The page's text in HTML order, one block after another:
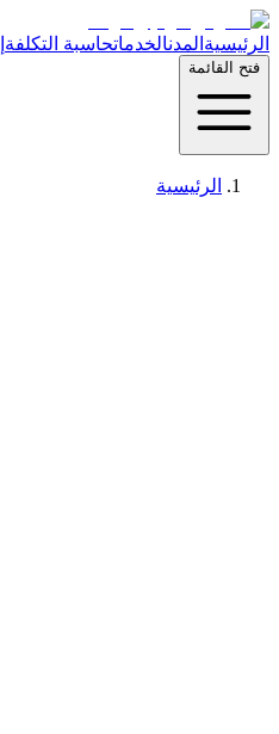
الرئيسية المدنالخدماتحاسبة التكلفة
فتح القائمة
الرئيسية